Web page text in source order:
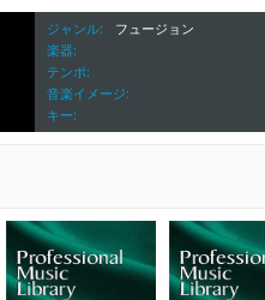
ジャンル
フュージョン
楽器
テンポ
音楽イメージ
キー